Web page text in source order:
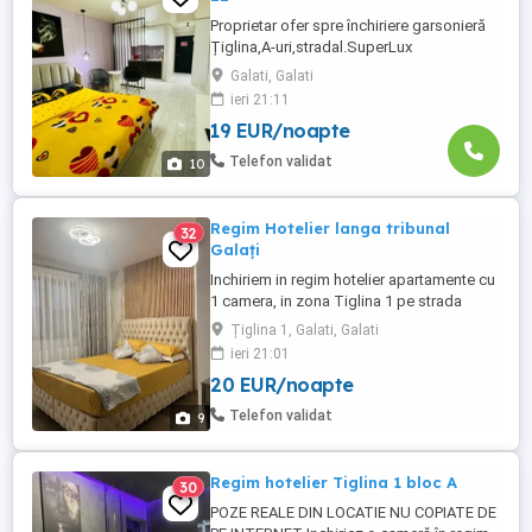
10
Proprietar ofer spre închiriere garsonieră
Țiglina,A-uri,stradal.SuperLux
mobilat,utilat,renovat 2021A.C. vară-
iarnă,internet,led Samsung ,boiler
Ariston,masina spălat,cuptor
microunde.Se închiriază cu
lenjerii,prosoape,veselă,la cheie,ca la
regim hotelier!!Ofer și rog seriozitate!!
Curatenia, schimbarea ...
Galati, Galati
ieri 21:11
19 EUR/noapte
Telefon validat
9
32
Regim Hotelier langa tribunal
Galați
Inchiriem in regim hotelier apartamente cu
1 camera, in zona Tiglina 1 pe strada
Brailei lângă tribunal, aproape de faleza.
Dotările apartamentelor sunt: = Pat
matrimonial = Tv SMART YOUTUBE
NETFLIX = Wifi viteză = frigider = cuptor
cu microunde = Mașină de cafea = Mașină
Țiglina 1, Galati, Galati
ieri 21:01
20 EUR/noapte
Telefon validat
30 Regim hotelier Tiglina 1 bloc A
POZE REALE DIN LOCATIE NU COPIATE DE